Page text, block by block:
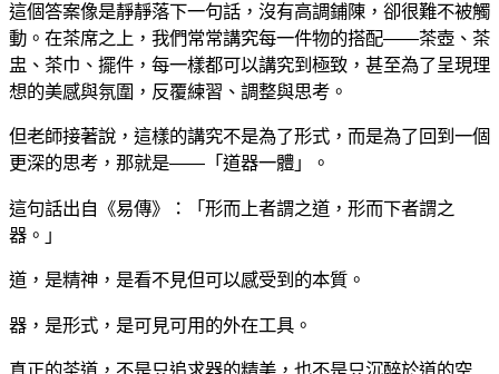
這個答案像是靜靜落下一句話，沒有高調鋪陳，卻很難不被觸
動。在茶席之上，我們常常講究每一件物的搭配——茶壺、茶
盅、茶巾、擺件，每一樣都可以講究到極致，甚至為了呈現理
想的美感與氛圍，反覆練習、調整與思考。
但老師接著說，這樣的講究不是為了形式，而是為了回到一個
更深的思考，那就是——「道器一體」。
這句話出自《易傳》：「形而上者謂之道，形而下者謂之
器。」
道，是精神，是看不見但可以感受到的本質。
器，是形式，是可見可用的外在工具。
真正的茶道，不是只追求器的精美，也不是只沉醉於道的空